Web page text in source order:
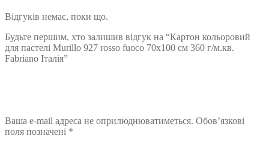
Відгуків немає, поки що.
Будьте першим, хто залишив відгук на “Картон кольоровий
для пастелі Murillo 927 rosso fuoco 70х100 см 360 г/м.кв.
Fabriano Італія”
Ваша e-mail адреса не оприлюднюватиметься. Обов’язкові
поля позначені *